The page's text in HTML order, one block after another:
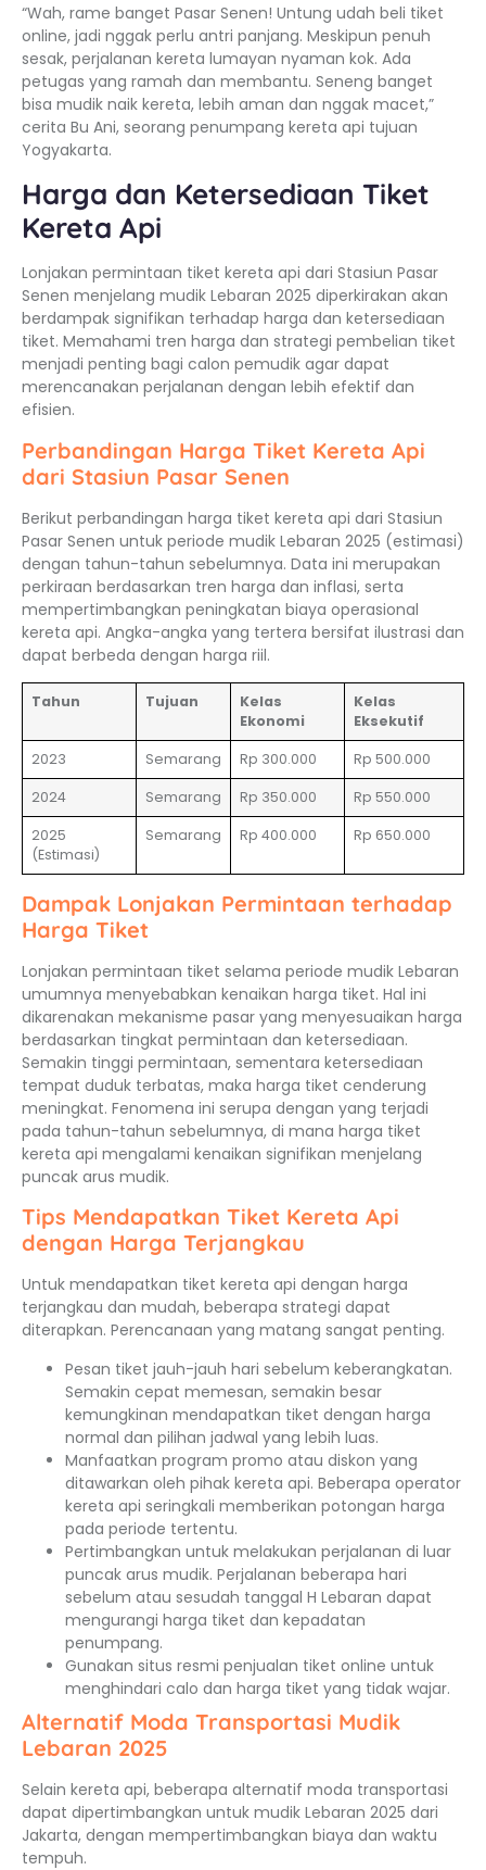
“Wah, rame banget Pasar Senen! Untung udah beli tiket
online, jadi nggak perlu antri panjang. Meskipun penuh
sesak, perjalanan kereta lumayan nyaman kok. Ada
petugas yang ramah dan membantu. Seneng banget
bisa mudik naik kereta, lebih aman dan nggak macet,”
cerita Bu Ani, seorang penumpang kereta api tujuan
Yogyakarta.
Harga dan Ketersediaan Tiket
Kereta Api
Lonjakan permintaan tiket kereta api dari Stasiun Pasar
Senen menjelang mudik Lebaran 2025 diperkirakan akan
berdampak signifikan terhadap harga dan ketersediaan
tiket. Memahami tren harga dan strategi pembelian tiket
menjadi penting bagi calon pemudik agar dapat
merencanakan perjalanan dengan lebih efektif dan
efisien.
Perbandingan Harga Tiket Kereta Api
dari Stasiun Pasar Senen
Berikut perbandingan harga tiket kereta api dari Stasiun
Pasar Senen untuk periode mudik Lebaran 2025 (estimasi)
dengan tahun-tahun sebelumnya. Data ini merupakan
perkiraan berdasarkan tren harga dan inflasi, serta
mempertimbangkan peningkatan biaya operasional
kereta api. Angka-angka yang tertera bersifat ilustrasi dan
dapat berbeda dengan harga riil.
Tahun Tujuan
Kelas
Ekonomi
Kelas
Eksekutif
2023 Semarang Rp 300.000 Rp 500.000
2024 Semarang Rp 350.000 Rp 550.000
2025
(Estimasi)
Semarang Rp 400.000 Rp 650.000
Dampak Lonjakan Permintaan terhadap
Harga Tiket
Lonjakan permintaan tiket selama periode mudik Lebaran
umumnya menyebabkan kenaikan harga tiket. Hal ini
dikarenakan mekanisme pasar yang menyesuaikan harga
berdasarkan tingkat permintaan dan ketersediaan.
Semakin tinggi permintaan, sementara ketersediaan
tempat duduk terbatas, maka harga tiket cenderung
meningkat. Fenomena ini serupa dengan yang terjadi
pada tahun-tahun sebelumnya, di mana harga tiket
kereta api mengalami kenaikan signifikan menjelang
puncak arus mudik.
Tips Mendapatkan Tiket Kereta Api
dengan Harga Terjangkau
Untuk mendapatkan tiket kereta api dengan harga
terjangkau dan mudah, beberapa strategi dapat
diterapkan. Perencanaan yang matang sangat penting.
Pesan tiket jauh-jauh hari sebelum keberangkatan.
Semakin cepat memesan, semakin besar
kemungkinan mendapatkan tiket dengan harga
normal dan pilihan jadwal yang lebih luas.
Manfaatkan program promo atau diskon yang
ditawarkan oleh pihak kereta api. Beberapa operator
kereta api seringkali memberikan potongan harga
pada periode tertentu.
Pertimbangkan untuk melakukan perjalanan di luar
puncak arus mudik. Perjalanan beberapa hari
sebelum atau sesudah tanggal H Lebaran dapat
mengurangi harga tiket dan kepadatan
penumpang.
Gunakan situs resmi penjualan tiket online untuk
menghindari calo dan harga tiket yang tidak wajar.
Alternatif Moda Transportasi Mudik
Lebaran 2025
Selain kereta api, beberapa alternatif moda transportasi
dapat dipertimbangkan untuk mudik Lebaran 2025 dari
Jakarta, dengan mempertimbangkan biaya dan waktu
tempuh.